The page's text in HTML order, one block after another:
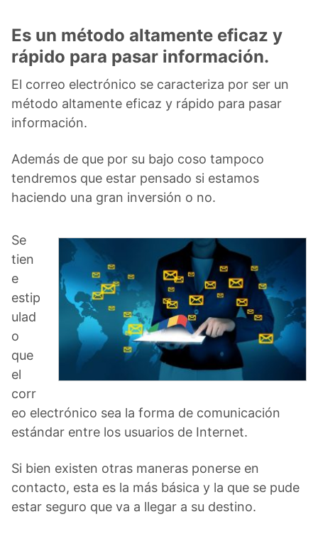
Es un método altamente eficaz y
rápido para pasar información.
El correo electrónico se caracteriza por ser un
método altamente eficaz y rápido para pasar
información.
Además de que por su bajo coso tampoco
tendremos que estar pensado si estamos
haciendo una gran inversión o no.
Se
tien
e
estip
ulad
o
que
el
corr
eo electrónico sea la forma de comunicación
estándar entre los usuarios de Internet.
Si bien existen otras maneras ponerse en
contacto, esta es la más básica y la que se pude
estar seguro que va a llegar a su destino.